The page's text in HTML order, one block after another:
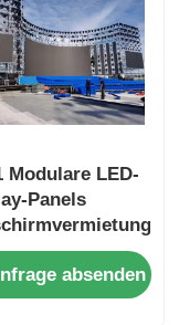
Modulare LED-
Panels
Wasserdicht
absenden